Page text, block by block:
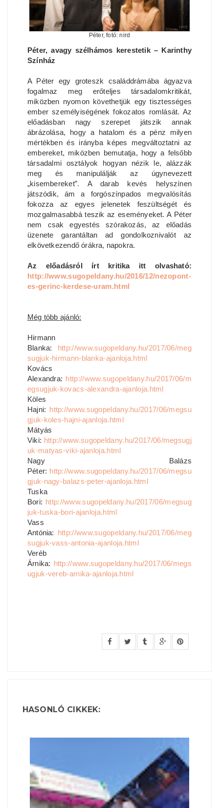
Péter, fotó: nird
Péter, avagy szélhámos kerestetik – Karinthy
Színház
A Péter egy groteszk családdrámába ágyazva
fogalmaz meg erőteljes társadalomkritikát,
miközben nyomon követhetjük egy tisztességes
ember személyiségének fokozatos romlását. Az
előadásban nagy szerepet játszik annak
ábrázolása, hogy a hatalom és a pénz milyen
mértékben és irányba képes megváltoztatni az
embereket, miközben bemutatja, hogy a felsőbb
társadalmi osztályok hogyan nézik le, alázzák
meg és manipulálják az úgynevezett
„kisembereket”. A darab kevés helyszínen
játszódik, ám a forgószínpados megvalósítás
fokozza az egyes jelenetek feszültségét és
mozgalmasabbá teszik az eseményeket. A Péter
nem csak egyestés szórakozás, az előadás
üzenete garantáltan ad gondolkoznivalót az
elkövetkezendő órákra, napokra.
Az előadásról írt kritika itt olvasható:
http://www.sugopeldany.hu/2016/12/nezopont-
es-gerinc-kerdese-uram.html
Még több ajánló:
Hirmann
Blanka: http://www.sugopeldany.hu/2017/06/meg
sugjuk-hirmann-blanka-ajanloja.html
Kovács
Alexandra: http://www.sugopeldany.hu/2017/06/m
egsugjuk-kovacs-alexandra-ajanloja.html
Köles
Hajni: http://www.sugopeldany.hu/2017/06/megsu
gjuk-koles-hajni-ajanloja.html
Mátyás
Viki: http://www.sugopeldany.hu/2017/06/megsugj
uk-matyas-viki-ajanloja.html
Nagy Balázs
Péter: http://www.sugopeldany.hu/2017/06/megsu
gjuk-nagy-balazs-peter-ajanloja.html
Tuska
Bori: http://www.sugopeldany.hu/2017/06/megsug
juk-tuska-bori-ajanloja.html
Vass
Antónia: http://www.sugopeldany.hu/2017/06/meg
sugjuk-vass-antonia-ajanloja.html
Veréb
Árnika: http://www.sugopeldany.hu/2017/06/megs
ugjuk-vereb-arnika-ajanloja.html
HASONLÓ CIKKEK: